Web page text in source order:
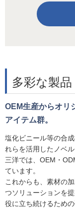
多彩な製品
OEM生産からオリ
アイテム群。
塩化ビニール等の合
れらを活用したノベ
三洋では、OEM・
ています。
これからも、素材の
つソリューションを
役に立ち続けるため